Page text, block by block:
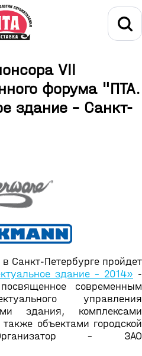
VII
форума "ПТА.
здание - Санкт-
Санкт-Петербурге пройдет
здание - 2014» -
современным
управления
здания, комплексами
объектами городской
Организатор – ЗАО